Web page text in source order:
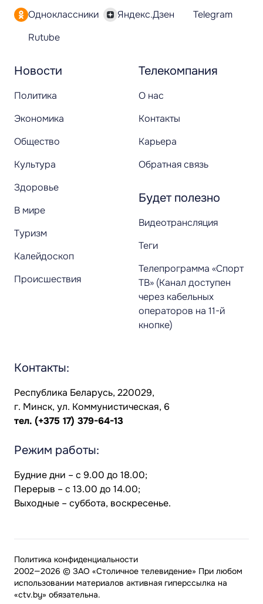
Новости
Политика
Экономика
Общество
Культура
Здоровье
В мире
Туризм
Калейдоскоп
Происшествия
Телекомпания
О нас
Контакты
Карьера
Обратная связь
Будет полезно
Видеотрансляция
Теги
Телепрограмма «Спорт
ТВ» (Канал доступен
через кабельных
операторов на 11-й
кнопке)
Одноклассники
Яндекс.Дзен
Telegram
Rutube
Контакты:
Республика Беларусь, 220029,
г. Минск, ул. Коммунистическая, 6
тел. (+375 17) 379-64-13
Режим работы:
Будние дни – с 9.00 до 18.00;
Перерыв – с 13.00 до 14.00;
Выходные – суббота, воскресенье.
2002—2026 © ЗАО «Столичное телевидение» При любом
использовании материалов активная гиперссылка на
«ctv.by» обязательна.
Политика конфиденциальности